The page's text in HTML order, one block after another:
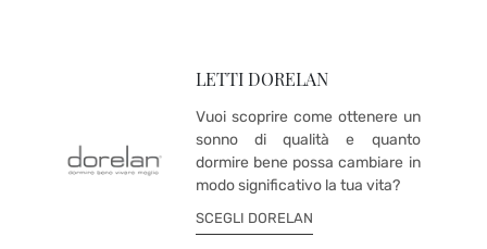
LETTI DORELAN
Vuoi scoprire come ottenere un
sonno di qualità e quanto
dormire bene possa cambiare in
modo significativo la tua vita?
SCEGLI DORELAN